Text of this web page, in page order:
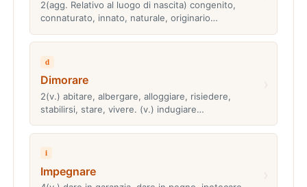
2(agg. Relativo al luogo di nascita) congenito,
connaturato, innato, naturale, originario…
d
Dimorare
2(v.) abitare, albergare, alloggiare, risiedere,
stabilirsi, stare, vivere. (v.) indugiare…
i
Impegnare